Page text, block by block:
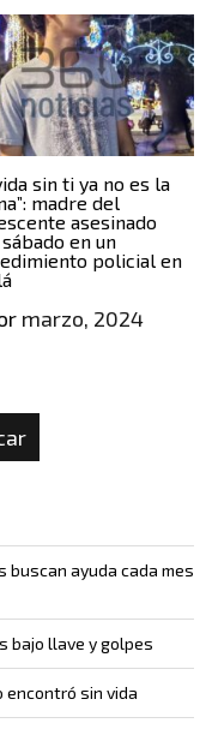
sin ti ya no es la
madre del
asesinado
en un
policial en
marzo, 2024
buscan ayuda cada mes
bajo llave y golpes
encontró sin vida